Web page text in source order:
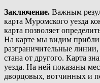
Заключение. Важным
карта Муромского уезда
карта позволяет
На карте мы видим
разграничительные
стана от другого. Карта
уезда. На ней показаны
дворцовых, вотчинных и